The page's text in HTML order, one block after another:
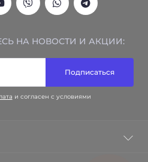
НА НОВОСТИ И АКЦИИ:
Подписаться
и согласен с условиями